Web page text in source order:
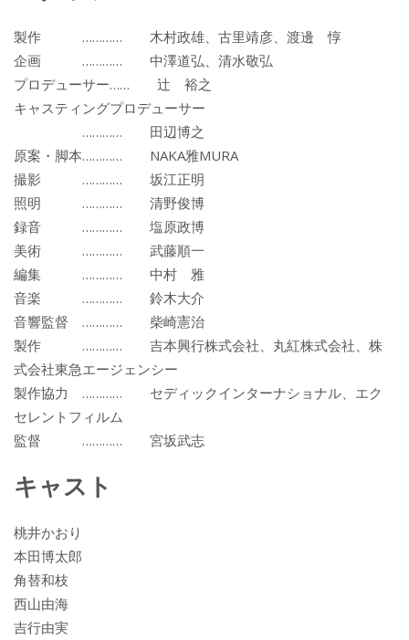
製作 ………… 木村政雄、古里靖彦、渡邊 惇
企画 ………… 中澤道弘、清水敬弘
プロデューサー…… 辻 裕之
キャスティングプロデューサー
………… 田辺博之
原案・脚本………… NAKA雅MURA
撮影 ………… 坂江正明
照明 ………… 清野俊博
録音 ………… 塩原政博
美術 ………… 武藤順一
編集 ………… 中村 雅
音楽 ………… 鈴木大介
音響監督 ………… 柴崎憲治
製作 ………… 吉本興行株式会社、丸紅株式会社、株
式会社東急エージェンシー
製作協力 ………… セディックインターナショナル、エク
セレントフィルム
監督 ………… 宮坂武志
キャスト
桃井かおり
本田博太郎
角替和枝
西山由海
吉行由実